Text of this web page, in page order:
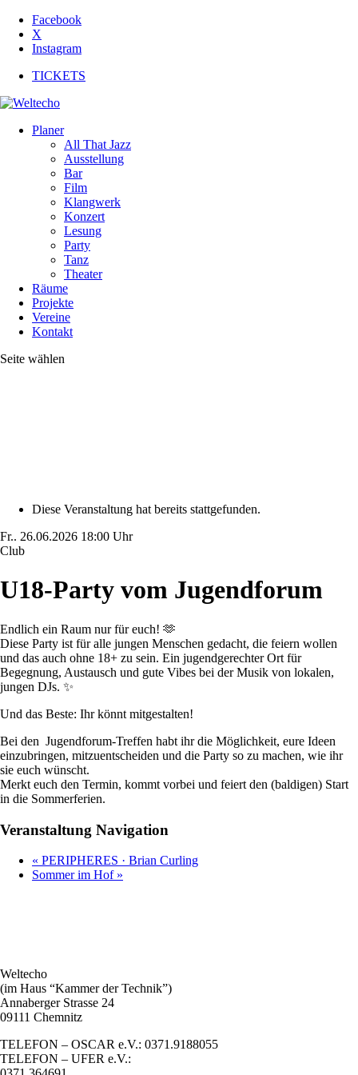
Facebook
X
Instagram
TICKETS
Planer
All That Jazz
Ausstellung
Bar
Film
Klangwerk
Konzert
Lesung
Party
Tanz
Theater
Räume
Projekte
Vereine
Kontakt
Seite wählen
Diese Veranstaltung hat bereits stattgefunden.
Fr.. 26.06.2026 18:00 Uhr
Club
U18-Party vom Jugendforum
Endlich ein Raum nur für euch! 🫶
Diese Party ist für alle jungen Menschen gedacht, die feiern wollen
und das auch ohne 18+ zu sein. Ein jugendgerechter Ort für
Begegnung, Austausch und gute Vibes bei der Musik von lokalen,
jungen DJs. ✨
Und das Beste: Ihr könnt mitgestalten!
Bei den Jugendforum-Treffen habt ihr die Möglichkeit, eure Ideen
einzubringen, mitzuentscheiden und die Party so zu machen, wie ihr
sie euch wünscht.
Merkt euch den Termin, kommt vorbei und feiert den (baldigen) Start
in die Sommerferien.
Veranstaltung Navigation
« PERIPHERES · Brian Curling
Sommer im Hof »
Weltecho
(im Haus “Kammer der Technik”)
Annaberger Strasse 24
09111 Chemnitz
TELEFON – OSCAR e.V.: 0371.9188055
TELEFON – UFER e.V.: